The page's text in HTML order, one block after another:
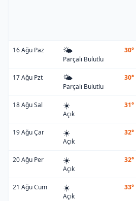
16 Ağu Paz 🌤️
Parçalı Bulutlu
30°
17 Ağu Pzt 🌤️
Parçalı Bulutlu
30°
18 Ağu Sal ☀️
Açık
31°
19 Ağu Çar ☀️
Açık
32°
20 Ağu Per ☀️
Açık
32°
21 Ağu Cum ☀️
Açık
33°